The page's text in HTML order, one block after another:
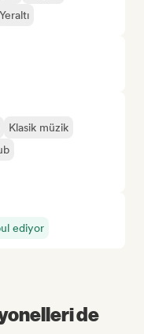
Yeraltı
Klasik müzik
ediyor
de